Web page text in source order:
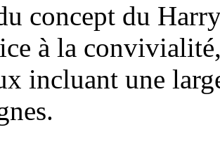
concept du
à la
incluant une